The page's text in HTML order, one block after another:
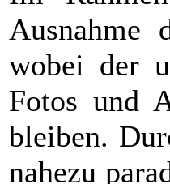
Ausnahme
wobei der
Fotos und
bleiben.
nahezu